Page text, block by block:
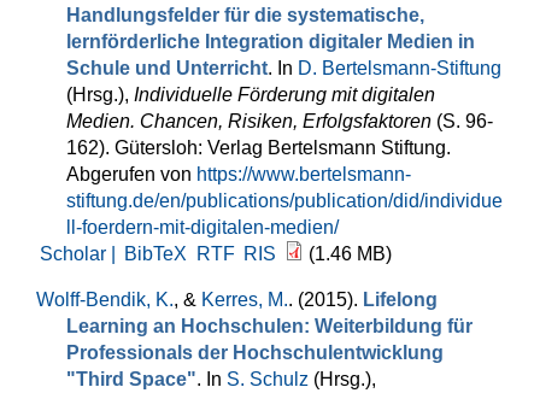
Handlungsfelder für die systematische,
lernförderliche Integration digitaler Medien in
Schule und Unterricht. In D. Bertelsmann-Stiftung
(Hrsg.), Individuelle Förderung mit digitalen
Medien. Chancen, Risiken, Erfolgsfaktoren (S. 96-
162). Gütersloh: Verlag Bertelsmann Stiftung.
Abgerufen von https://www.bertelsmann-
stiftung.de/en/publications/publication/did/individue
ll-foerdern-mit-digitalen-medien/
Scholar |
BibTeX RTF RIS (1.46 MB)
Wolff-Bendik, K., & Kerres, M.. (2015). Lifelong
Learning an Hochschulen: Weiterbildung für
Professionals der Hochschulentwicklung
"Third Space". In S. Schulz (Hrsg.),